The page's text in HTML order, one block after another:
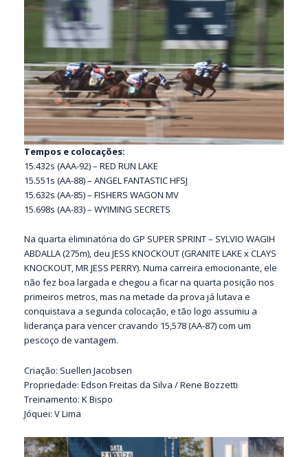
Tempos e colocações:
15.432s (AAA-92) – RED RUN LAKE
15.551s (AA-88) – ANGEL FANTASTIC HFSJ
15.632s (AA-85) – FISHERS WAGON MV
15.698s (AA-83) – WYIMING SECRETS
Na quarta eliminatória do GP SUPER SPRINT – SYLVIO WAGIH
ABDALLA (275m), deu JESS KNOCKOUT (GRANITE LAKE x CLAYS
KNOCKOUT, MR JESS PERRY). Numa carreira emocionante, ele
não fez boa largada e chegou a ficar na quarta posição nos
primeiros metros, mas na metade da prova já lutava e
conquistava a segunda colocação, e tão logo assumiu a
liderança para vencer cravando 15,578 (AA-87) com um
pescoço de vantagem.
Criação: Suellen Jacobsen
Propriedade: Edson Freitas da Silva / Rene Bozzetti
Treinamento: K Bispo
Jóquei: V Lima